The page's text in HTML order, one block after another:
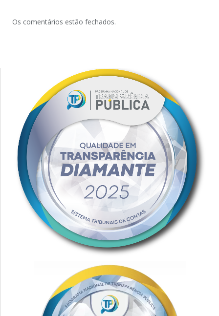
Os comentários estão fechados.